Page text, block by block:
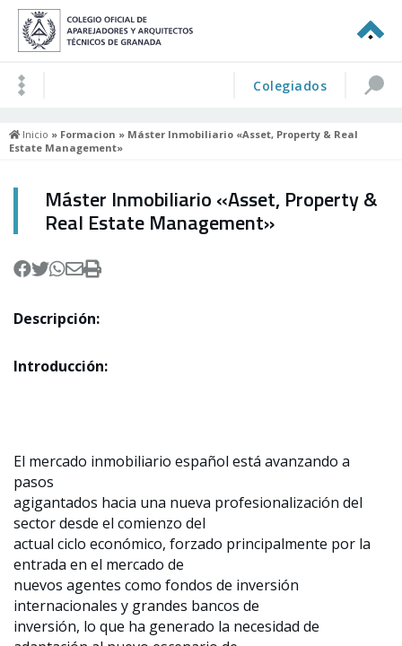
Colegiados
Inicio » Formacion » Máster Inmobiliario «Asset, Property & Real
Estate Management»
Máster Inmobiliario «Asset, Property &
Real Estate Management»
Descripción:
Introducción:
El mercado inmobiliario español está avanzando a
pasos
agigantados hacia una nueva profesionalización del
sector desde el comienzo del
actual ciclo económico, forzado principalmente por la
entrada en el mercado de
nuevos agentes como fondos de inversión
internacionales y grandes bancos de
inversión, lo que ha generado la necesidad de